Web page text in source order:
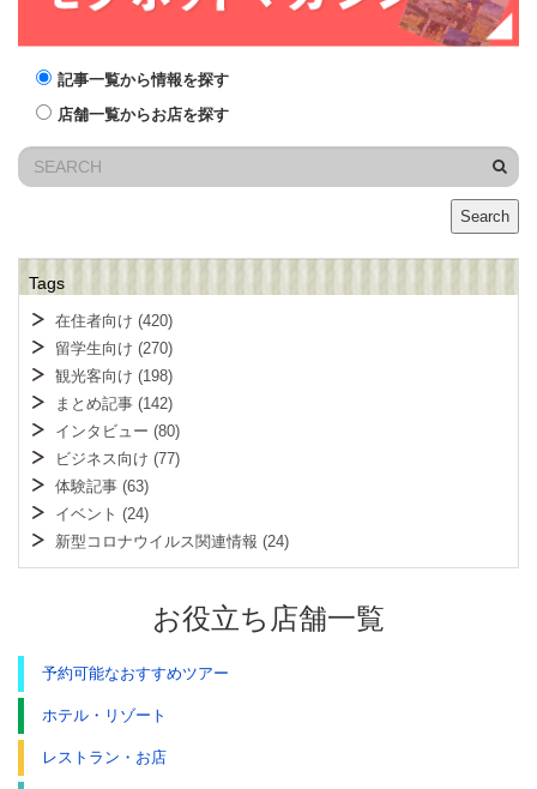
記事一覧から情報を探す
店舗一覧からお店を探す
Search
Tags
在住者向け (420)
留学生向け (270)
観光客向け (198)
まとめ記事 (142)
インタビュー (80)
ビジネス向け (77)
体験記事 (63)
イベント (24)
新型コロナウイルス関連情報 (24)
お役立ち店舗一覧
予約可能なおすすめツアー
ホテル・リゾート
レストラン・お店